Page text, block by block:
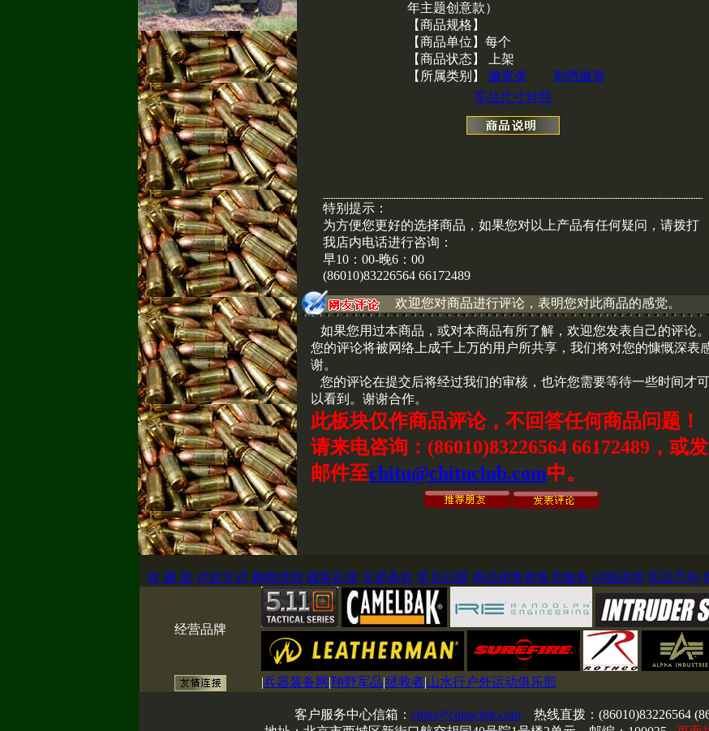
年主题创意款）
【商品规格】
【商品单位】每个
【商品状态】 上架
【所属类别】 徽章类
刺绣徽章
军品尺寸对照
特别提示：
为方便您更好的选择商品，如果您对以上产品有任何疑问，请拨打
我店内电话进行咨询：
早10：00-晚6：00
(86010)83226564 66172489
欢迎您对商品进行评论，表明您对此商品的感觉。
如果您用过本商品，或对本商品有所了解，欢迎您发表自己的评论。
您的评论将被网络上成千上万的用户所共享，我们将对您的慷慨深表
谢。
您的评论在提交后将经过我们的审核，也许您需要等待一些时间才可
以看到。谢谢合作。
此板块仅作商品评论，不回答任何商品问题！
请来电咨询：(86010)83226564 66172489，或发
邮件至chitu@chituclub.com中。
收 藏 架 付款方式 购物流程 顾客反馈 交易条款 常见问题 商品销售和售后服务 运输说明 军品尺码
经营品牌
|兵器装备网 |翔野军品|拯救者|山水行户外运动俱乐部
客户服务中心信箱： chitu@chituclub.com热线直拨：(86010)83226564